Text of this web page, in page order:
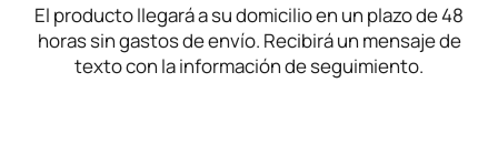
El producto llegará a su domicilio en un plazo de 48
horas sin gastos de envío. Recibirá un mensaje de
texto con la información de seguimiento.